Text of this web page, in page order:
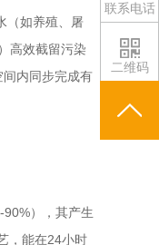
（如养殖、屠
高效截留污染
内同步完成有
90%），其产生
，能在24小时
联系电话
二维码